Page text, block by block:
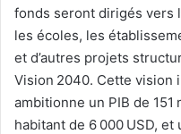
fonds seront dirigés vers
les écoles, les
et d’autres projets
Vision 2040. Cette vision
ambitionne un PIB de
habitant de 6 000 USD,